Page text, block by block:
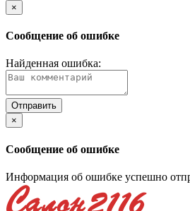
×
Сообщение об ошибке
Найденная ошибка:
×
Сообщение об ошибке
Информация об ошибке успешно